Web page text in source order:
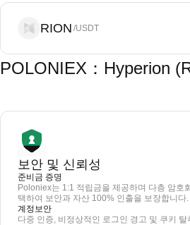
RION /USDT
POLONIEX：Hyperion
보안 및 신뢰성
준비금 증명
Poloniex는 1:1 적립금을 제공하며 다층 암호
택하여 보안과 자산 100% 인출을 보장합니다.
계정보안
다중 인증, 비정상적인 로그인 경고 및 쿠키 탈